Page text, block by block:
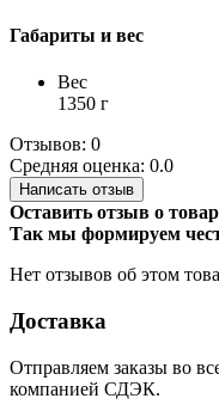
Габариты и вес
Вес
1350 г
Отзывов: 0
Средняя оценка: 0.0
Написать отзыв
Оставить отзыв о
Так мы формируем
Нет отзывов об этом
Доставка
Отправляем заказы во
компанией СДЭК.